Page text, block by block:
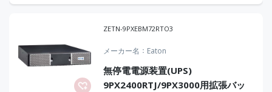
ZETN-9PXEBM72RTO3
メーカー名 Eaton
無停電電源装置(UPS)
9PX2400RTJ/9PX3000用拡張バッ